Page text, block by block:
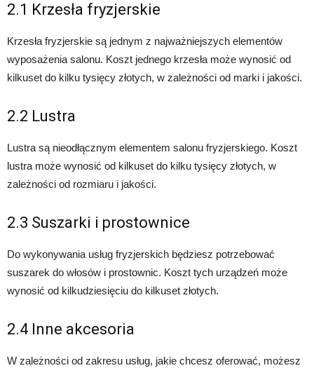
2.1 Krzesła fryzjerskie
Krzesła fryzjerskie są jednym z najważniejszych elementów
wyposażenia salonu. Koszt jednego krzesła może wynosić od
kilkuset do kilku tysięcy złotych, w zależności od marki i jakości.
2.2 Lustra
Lustra są nieodłącznym elementem salonu fryzjerskiego. Koszt
lustra może wynosić od kilkuset do kilku tysięcy złotych, w
zależności od rozmiaru i jakości.
2.3 Suszarki i prostownice
Do wykonywania usług fryzjerskich będziesz potrzebować
suszarek do włosów i prostownic. Koszt tych urządzeń może
wynosić od kilkudziesięciu do kilkuset złotych.
2.4 Inne akcesoria
W zależności od zakresu usług, jakie chcesz oferować, możesz